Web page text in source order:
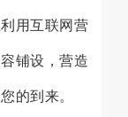
用互联网营
铺设，营造
的到来。